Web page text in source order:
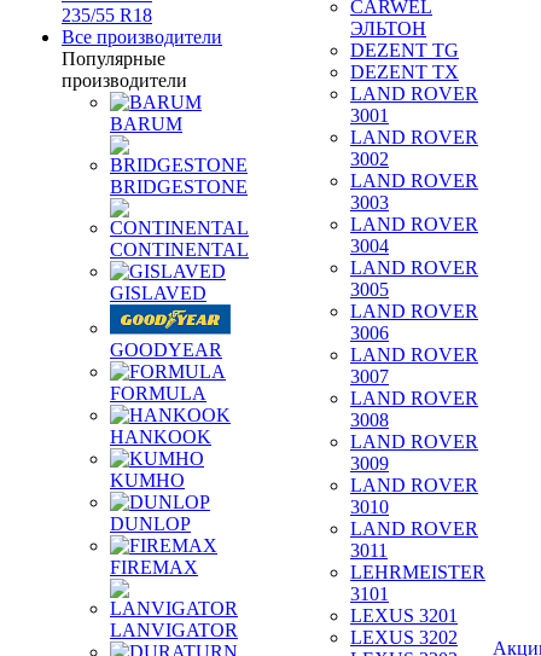
235/55 R18
Все производители
Популярные
производители
BARUM
BRIDGESTONE
CONTINENTAL
GISLAVED
GOODYEAR
FORMULA
HANKOOK
KUMHO
DUNLOP
FIREMAX
LANVIGATOR
CARWEL
ЭЛЬТОН
DEZENT TG
DEZENT TX
LAND ROVER
3001
LAND ROVER
3002
LAND ROVER
3003
LAND ROVER
3004
LAND ROVER
3005
LAND ROVER
3006
LAND ROVER
3007
LAND ROVER
3008
LAND ROVER
3009
LAND ROVER
3010
LAND ROVER
3011
LEHRMEISTER
3101
LEXUS 3201
LEXUS 3202